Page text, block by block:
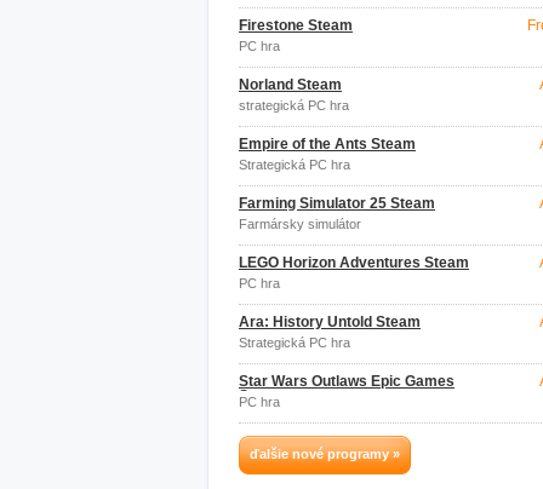
Firestone Steam
PC hra
Norland Steam
strategická PC hra
Empire of the Ants Steam
Strategická PC hra
Farming Simulator 25 Steam
Farmársky simulátor
LEGO Horizon Adventures Steam
PC hra
Ara: History Untold Steam
Strategická PC hra
Star Wars Outlaws Epic Games
Store
PC hra
ďalšie nové programy »